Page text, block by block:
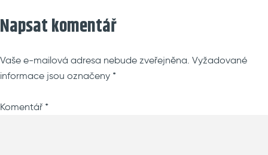
Napsat komentář
Vaše e-mailová adresa nebude zveřejněna. Vyžadované
informace jsou označeny *
Komentář *